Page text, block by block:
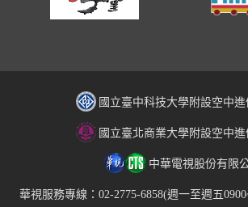
國立臺中科技大學附設空中
國立臺北商業大學附設空中
中華電視股份有限
華視服務專線：02-2775-6858(週一至週五